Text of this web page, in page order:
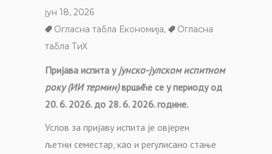
јун 18, 2026
Огласна табла Економија,
Огласна
табла ТиХ
Пријава испита у јунско-јулском испитном
року (ИИ термин)вршиће се у периоду од
20. 6. 2026. до 28. 6. 2026. године.
Услов за пријаву испита је овјерен
љетни семестар, као и регулисано стање